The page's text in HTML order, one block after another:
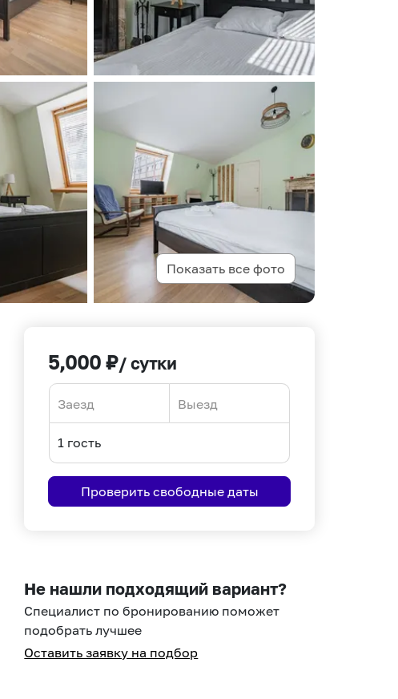
Показать все фото
5,000 ₽/ сутки
forward
interact
with
select
a
date.
the
interact
with
select
a
the
Проверить свободные даты
Не нашли подходящий вариант?
Специалист по бронированию поможет
подобрать лучшее
Оставить заявку на подбор